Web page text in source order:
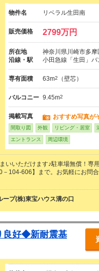
物件名 リベラル生田南
販売価格 2799万円
所在地
神奈川県川崎市多摩
沿線・駅
小田急線「生田」
専有面積 63m2 （壁芯）
バルコニー 9.45m2
掲載写真 おすすめ写真が
間取り図 外観 リビング・居室
エントランス 周辺環境
いいただけます♪駐車場無償！専
104-606】まで。お気軽にお問合
プ(株)東宝ハウス溝の口
良好◆新耐震基